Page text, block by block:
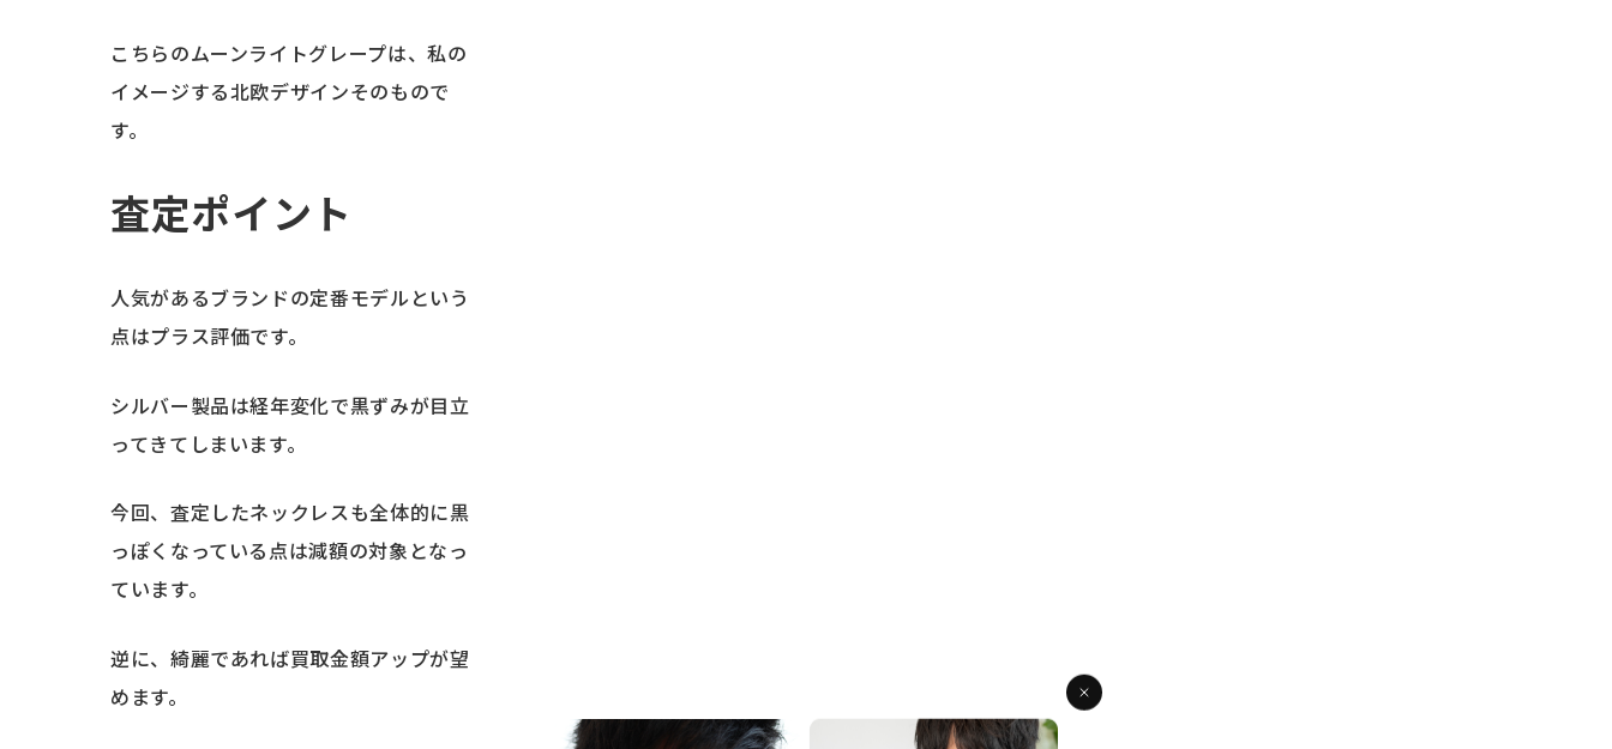
こちらのムーンライトグレープは、私の
イメージする北欧デザインそのもので
す。
査定ポイント
人気があるブランドの定番モデルという
点はプラス評価です。
シルバー製品は経年変化で黒ずみが目立
ってきてしまいます。
今回、査定したネックレスも全体的に黒
っぽくなっている点は減額の対象となっ
ています。
逆に、綺麗であれば買取金額アップが望
めます。